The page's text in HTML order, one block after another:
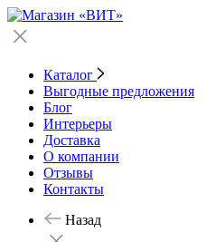
Каталог
Выгодные предложения
Блог
Интерьеры
Доставка
О компании
Отзывы
Контакты
Назад